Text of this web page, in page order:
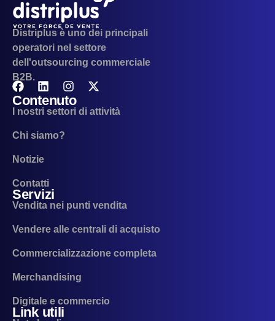
Distriplus è uno dei principali
operatori nel settore
dell'outsourcing commerciale
B2B.
Contenuto
I nostri settori di attività
Chi siamo?
Notizie
Contatti
Servizi
Vendita nei punti vendita
Vendere alle centrali di acquisto
Commercializzazione completa
Merchandising
Digitale e commercio
Link utili